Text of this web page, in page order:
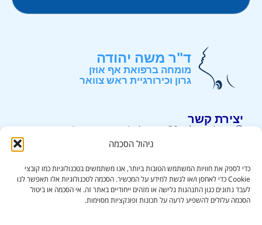
ניהול הסכמה
כדי לספק את חוויות המשתמש הטובות ביותר, אנו משתמשים בטכנולוגיות כמו קובצי
Cookie כדי לאחסן ו/או לגשת למידע על המכשיר. הסכמה לטכנולוגיות אלו תאפשר לנו
לעבד נתונים כגון התנהגות גלישה או מזהים ייחודיים באתר זה. אי הסכמה או ביטול
הסכמה עלולים להשפיע לרעה על תכונות ופונקציות מסוימות.
ד"ר משה יהודה
מומחה ברפואת אף אוזן
גרון וכירורגיית ראש צוואר
שרותים
אבחון גושים בצוואר
מידע נוסף
אודות
יצירת קשר
רח' ירושלים 39, קומה 4, (קניון קרית אונו) . קרית אונו.